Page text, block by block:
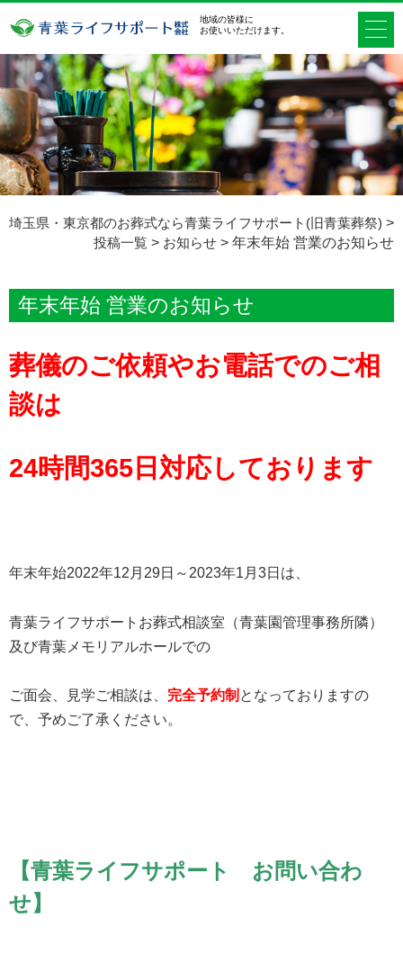
地域の皆様に
お使いいただけます。
埼玉県・東京都のお葬式なら青葉ライフサポート(旧青葉葬祭) >
投稿一覧 > お知らせ > 年末年始 営業のお知らせ
年末年始 営業のお知らせ
葬儀のご依頼やお電話でのご相
談は
24時間365日対応しております
年末年始2022年12月29日～2023年1月3日は、
青葉ライフサポートお葬式相談室（青葉園管理事務所隣）
及び青葉メモリアルホールでの
ご面会、見学ご相談は、 完全予約制 となっておりますの
で、予めご了承ください。
【青葉ライフサポート お問い合わ
せ】